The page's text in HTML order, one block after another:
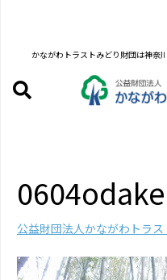
かながわトラストみどり財団は神奈
公益財団法人かながわトラ